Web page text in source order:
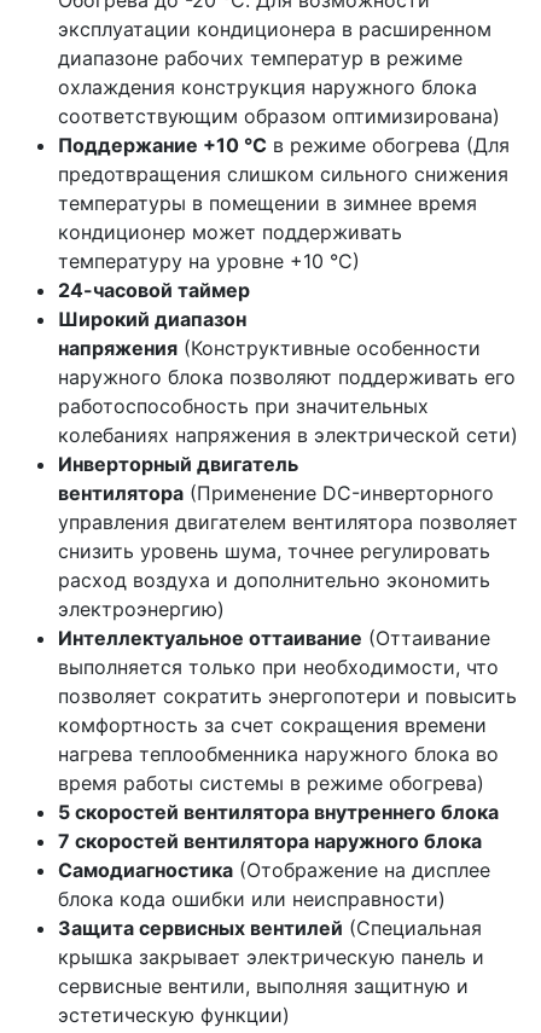
эксплуатации кондиционера в расширенном
диапазоне рабочих температур в режиме
охлаждения конструкция наружного блока
соответствующим образом оптимизирована)
Поддержание +10 °С в режиме обогрева (Для
предотвращения слишком сильного снижения
температуры в помещении в зимнее время
кондиционер может поддерживать
температуру на уровне +10 °С)
24-часовой таймер
Широкий диапазон
напряжения (Конструктивные особенности
наружного блока позволяют поддерживать его
работоспособность при значительных
колебаниях напряжения в электрической сети)
Инверторный двигатель
вентилятора (Применение DC-инверторного
управления двигателем вентилятора позволяет
снизить уровень шума, точнее регулировать
расход воздуха и дополнительно экономить
электроэнергию)
Интеллектуальное оттаивание (Оттаивание
выполняется только при необходимости, что
позволяет сократить энергопотери и повысить
комфортность за счет сокращения времени
нагрева теплообменника наружного блока во
время работы системы в режиме обогрева)
5 скоростей вентилятора внутреннего блока
7 скоростей вентилятора наружного блока
Самодиагностика (Отображение на дисплее
блока кода ошибки или неисправности)
Защита сервисных вентилей (Специальная
крышка закрывает электрическую панель и
сервисные вентили, выполняя защитную и
эстетическую функции)